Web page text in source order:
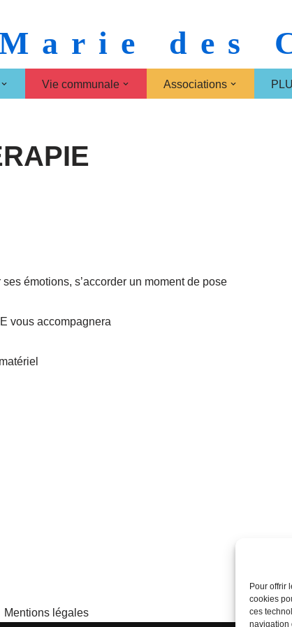
Pour offrir
cookies
ces
navigation
des
Vie communale Associations
émotions, s’accorder un moment de pose
vous accompagnera
Mentions légales